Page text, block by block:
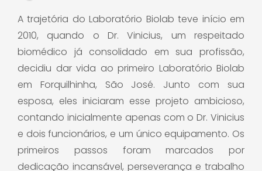
A trajetória do Laboratório Biolab teve início em
2010, quando o Dr. Vinicius, um respeitado
biomédico já consolidado em sua profissão,
decidiu dar vida ao primeiro Laboratório Biolab
em Forquilhinha, São José. Junto com sua
esposa, eles iniciaram esse projeto ambicioso,
contando inicialmente apenas com o Dr. Vinicius
e dois funcionários, e um único equipamento. Os
primeiros passos foram marcados por
dedicação incansável, perseverança e trabalho